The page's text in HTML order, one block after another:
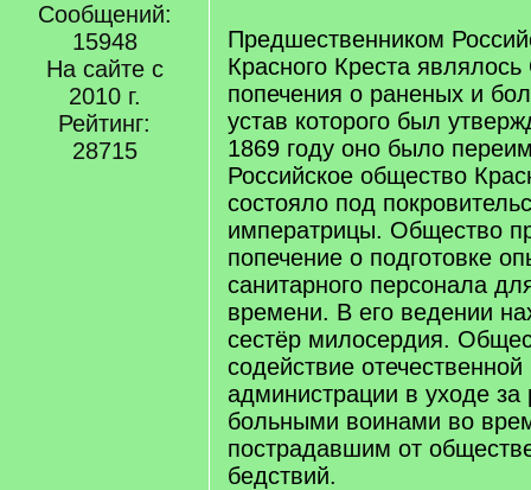
Сообщений:
15948
На сайте с
2010 г.
Рейтинг:
28715
Предшественником
Красного Креста
попечения о раненых и
устав которого был
1869 году оно было
Российское общество
состояло под
императрицы. Общество
попечение о подготовке
санитарного персонала
времени. В его ведении
сестёр милосердия.
содействие
администрации в уходе
больными воинами во
пострадавшим от
бедствий.